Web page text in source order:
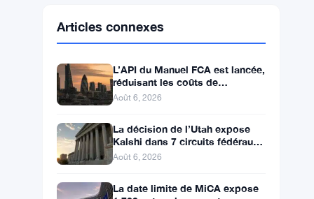
SolanaSOL $72.9104 ▼ -1.36%
XRPXRP $1.0250